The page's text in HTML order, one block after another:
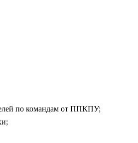
по командам от ППКПУ;